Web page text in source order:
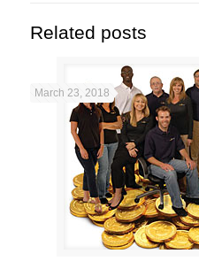
Related posts
March 23, 2018